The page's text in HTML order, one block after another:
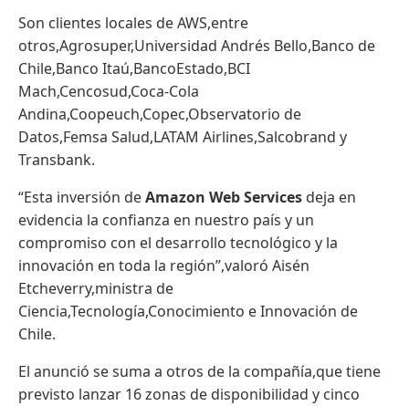
Son clientes locales de AWS,entre
otros,Agrosuper,Universidad Andrés Bello,Banco de
Chile,Banco Itaú,BancoEstado,BCI
Mach,Cencosud,Coca-Cola
Andina,Coopeuch,Copec,Observatorio de
Datos,Femsa Salud,LATAM Airlines,Salcobrand y
Transbank.
“Esta inversión deAmazon Web Services deja en
evidencia la confianza en nuestro país y un
compromiso con el desarrollo tecnológico y la
innovación en toda la región”,valoró Aisén
Etcheverry,ministra de
Ciencia,Tecnología,Conocimiento e Innovación de
Chile.
El anunció se suma a otros de la compañía,que tiene
previsto lanzar 16 zonas de disponibilidad y cinco